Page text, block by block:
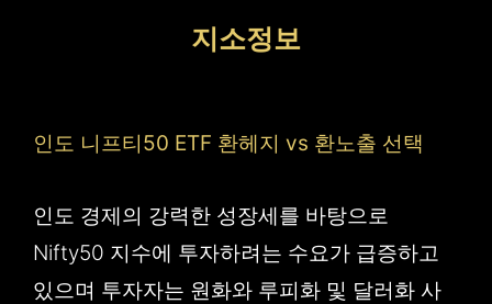
지소정보
인도 니프티50 ETF 환헤지 vs 환노출 선택
인도 경제의 강력한 성장세를 바탕으로
Nifty50 지수에 투자하려는 수요가 급증하고
있으며 투자자는 원화와 루피화 및 달러화 사